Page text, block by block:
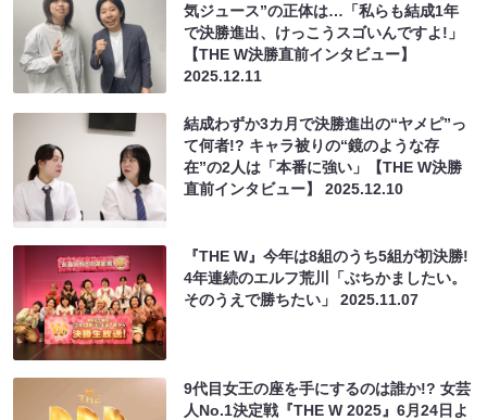
気ジュース”の正体は…「私らも結成1年
で決勝進出、けっこうスゴいんですよ!」
【THE W決勝直前インタビュー】
2025.12.11
結成わずか3カ月で決勝進出の“ヤメピ”っ
て何者!? キャラ被りの“鏡のような存
在”の2人は「本番に強い」【THE W決勝
直前インタビュー】2025.12.10
『THE W』今年は8組のうち5組が初決勝!
4年連続のエルフ荒川「ぶちかましたい。
そのうえで勝ちたい」2025.11.07
9代目女王の座を手にするのは誰か!? 女芸
人No.1決定戦『THE W 2025』6月24日よ